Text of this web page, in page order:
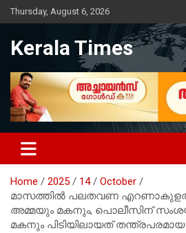
Skip
to
Thursday, August 6, 2026
Kerala Times
Home 2025 14
October
മാസത്തിൽ പലതവണ
അമ്മയും മകനും, പൊലീസിന്
മകനും പിടിയിലായത് തന്ത്രപരമായ